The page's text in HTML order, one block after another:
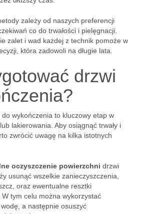
zależy od naszych preferencji
co do trwałości i pielęgnacji.
zalet i wad każdej z technik pomoże w
która zadowoli na długie lata.
drzwi
wykończenia to kluczowy etap w
lakierowania. Aby osiągnąć trwały i
zwrócić uwagę na kilka istotnych
oczyszczenie powierzchni drzwi
usunąć wszelkie zanieczyszczenia,
oraz ewentualne resztki
W tym celu można wykorzystać
a następnie osuszyć